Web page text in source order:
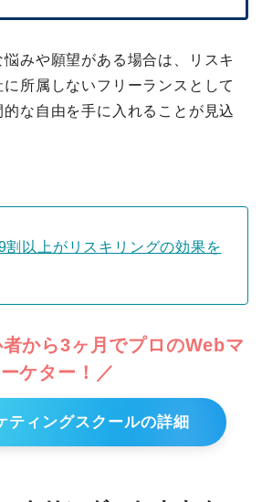
みや願望がある場合は、リスキ
所属しないフリーランスとして
な自由を手に入れることが見込
割以上がリスキリングの効果を
から3ヶ月でプロのWebマ
ーケター！／
ティングスクールの詳細